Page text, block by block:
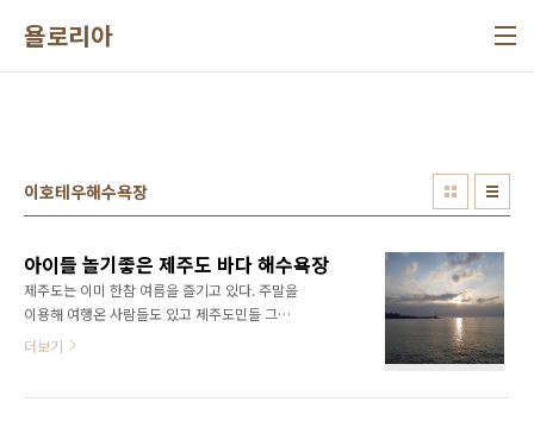
욜로리아
이호테우해수욕장
아이들 놀기좋은 제주도 바다 해수욕장
제주도는 이미 한참 여름을 즐기고 있다. 주말을
이용해 여행온 사람들도 있고 제주도민들 그리
고 제주도로 이민온 사람들도 많다. 제주국제공
더보기